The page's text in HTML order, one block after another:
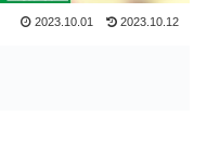
2023.10.01 2023.10.12